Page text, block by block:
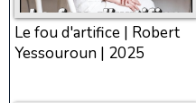
Le fou d'artifice | Robert
Yessouroun | 2025